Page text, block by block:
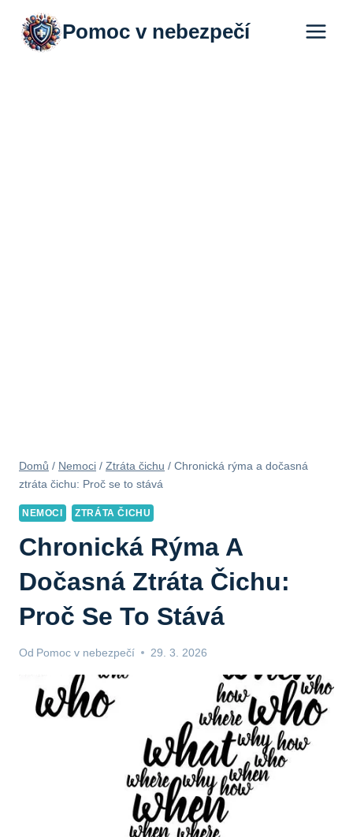
Přeskočit
obsah
Pomoc v nebezpečí
Domů / Nemoci / Ztráta čichu / Chronická rýma a dočasná
ztráta čichu: Proč se to stává
NEMOCI ZTRÁTA ČICHU
Chronická Rýma A
Dočasná Ztráta Čichu:
Proč Se To Stává
Od Pomoc v nebezpečí 29. 3. 2026